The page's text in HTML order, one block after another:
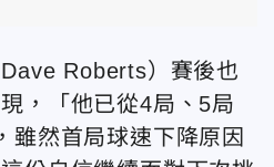
Roberts）賽後也
，「他已從4局、5局
雖然首局球速下降原因